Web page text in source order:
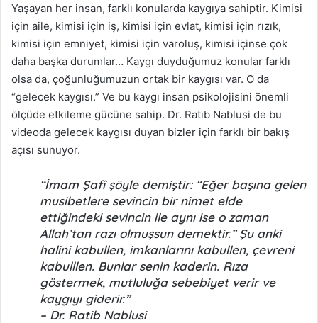
o
w
o
n
X
Yaşayan her insan, farklı konularda kaygıya sahiptir. Kimisi
için aile, kimisi için iş, kimisi için evlat, kimisi için rızık,
kimisi için emniyet, kimisi için varoluş, kimisi içinse çok
daha başka durumlar… Kaygı duyduğumuz konular farklı
olsa da, çoğunluğumuzun ortak bir kaygısı var. O da
“gelecek kaygısı.” Ve bu kaygı insan psikolojisini önemli
ölçüde etkileme gücüne sahip. Dr. Ratıb Nablusi de bu
videoda gelecek kaygısı duyan bizler için farklı bir bakış
açısı sunuyor.
“İmam Şafî şöyle demiştir: “Eğer başına gelen
musibetlere sevincin bir nimet elde
ettiğindeki sevincin ile aynı ise o zaman
Allah’tan razı olmuşsun demektir.” Şu anki
halini kabullen, imkanlarını kabullen, çevreni
kabulllen. Bunlar senin kaderin. Rıza
göstermek, mutluluğa sebebiyet verir ve
kaygıyı giderir.”
– Dr. Ratib Nablusi